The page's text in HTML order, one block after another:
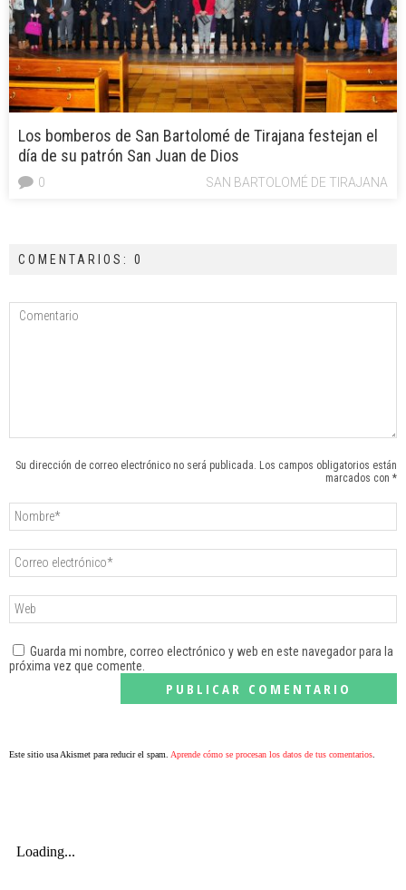
Los bomberos de San Bartolomé de Tirajana festejan el
día de su patrón San Juan de Dios
SAN BARTOLOMÉ DE TIRAJANA
0
COMENTARIOS: 0
Su dirección de correo electrónico no será publicada. Los campos obligatorios están
marcados con *
Guarda mi nombre, correo electrónico y web en este navegador para la
próxima vez que comente.
Este sitio usa Akismet para reducir el spam. Aprende cómo se procesan los datos de tus comentarios.